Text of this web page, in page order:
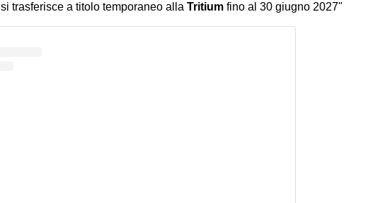
si trasferisce a titolo temporaneo alla Tritium fino al 30 giugno 2027"